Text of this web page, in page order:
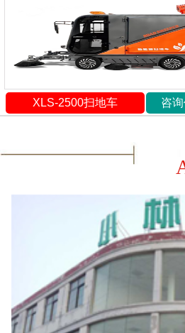
XLS-2500扫地车 咨